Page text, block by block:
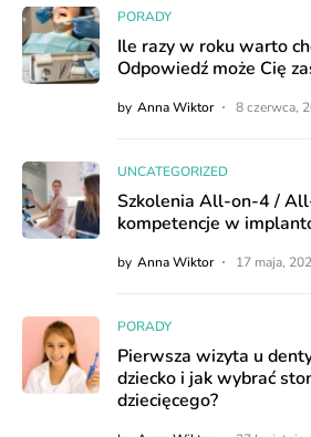
PORADY
Ile razy w roku warto
Odpowiedź może Cię
by Anna Wiktor 8 czerwca,
UNCATEGORIZED
Szkolenia All-on-4 /
kompetencje w
by Anna Wiktor 17 maja,
PORADY
Pierwsza wizyta u
dziecko i jak wybrać
dziecięcego?